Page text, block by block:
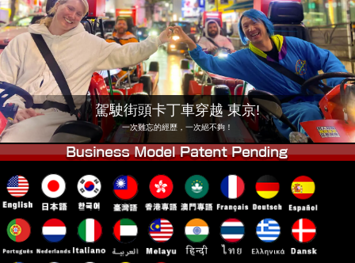
更換店鋪
東京品川 #1 東京秋葉原#1
東京秋葉原#2 東京澀谷
東京澀谷附屬 東京灣
東京淺草 大阪
沖繩
駕駛街頭卡丁車穿越 東京!
一次難忘的經歷，一次絕不夠！